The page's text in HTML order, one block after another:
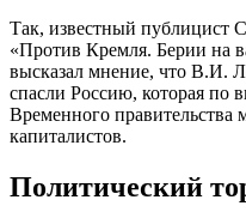
Так, известный публицист
«Против Кремля. Берии на
высказал мнение, что В.И.
спасли Россию, которая по
Временного правительства
капиталистов.
Политический